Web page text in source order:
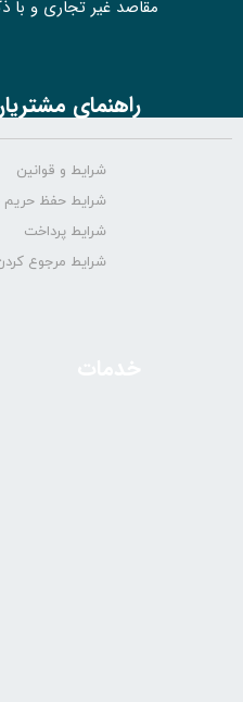
مقاصد غیر تجاری و با
راهنمای
شرایط و قوانین
شرایط حفظ
شرایط پرداخت
شرایط مرجوع